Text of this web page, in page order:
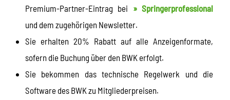
Premium-Partner-Eintrag bei » Springerprofessional
und dem zugehörigen Newsletter.
Sie erhalten 20% Rabatt auf alle Anzeigenformate,
sofern die Buchung über den BWK erfolgt.
Sie bekommen das technische Regelwerk und die
Software des BWK zu Mitgliederpreisen.